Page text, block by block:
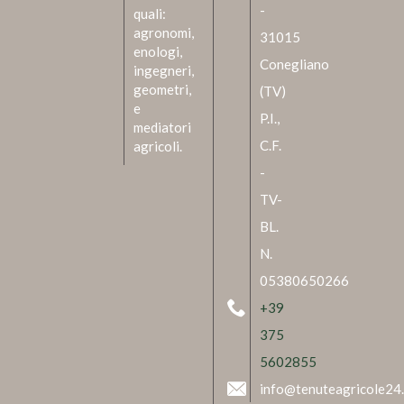
quali:
agronomi,
enologi,
ingegneri,
geometri,
e
mediatori
agricoli.
-
31015
Conegliano
(TV)
P.I.,
C.F.
-
TV-
BL.
N.
05380650266
+39
375
5602855